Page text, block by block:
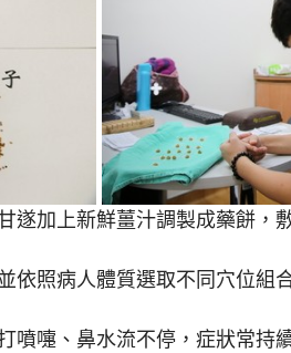
遂加上新鮮薑汁調製成藥餅
照病人體質選取不同穴位組
嚏、鼻水流不停，症狀常持